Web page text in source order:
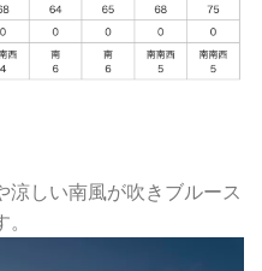
涼しい南風が吹きブルース